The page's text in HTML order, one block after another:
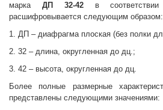
марка ДП 32-42в
расшифровывается следующим образом:
1. ДП – диафрагма плоская (без полки
2. 32 – длина, округленная до дц.;
3. 42 – высота, округленная до дц.
Более полные размерные
представлены следующими значениями: